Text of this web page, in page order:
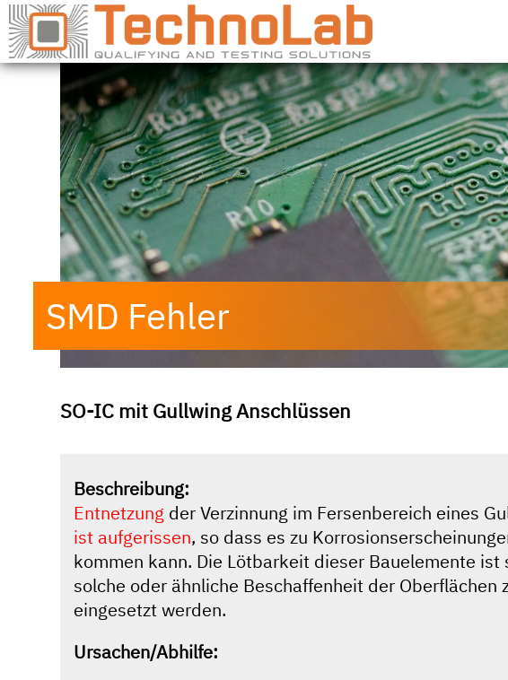
SMD Fehler
SO-IC mit Gullwing Anschlüssen
Beschreibung:
Entnetzung der Verzinnung im Fersenbereich eines
ist aufgerissen, so dass es zu
kommen kann. Die Lötbarkeit dieser Bauelemente
solche oder ähnliche Beschaffenheit der
eingesetzt werden.
Ursachen/Abhilfe: